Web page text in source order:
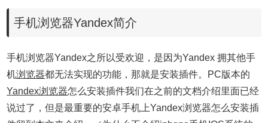
手机浏览器Yandex简介
手机浏览器Yandex之所以受欢迎，是因为Yandex 拥其他手
机浏览器都无法实现的功能，那就是安装插件。PC版本的
Yandex浏览器怎么安装插件我们在之前的文档介绍里面已经
说过了，但是最重要的安卓手机上Yandex浏览器怎么安装插